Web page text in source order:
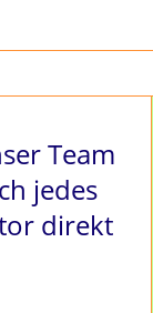
Team
jedes
direkt